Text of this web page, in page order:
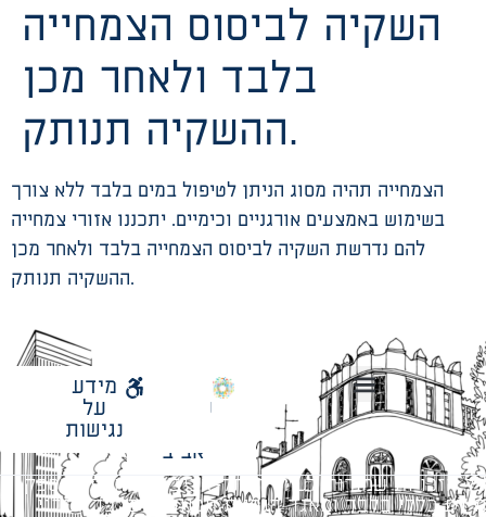
השקיה לביסוס הצמחייה
בלבד ולאחר מכן
ההשקיה תנותק.
הצמחייה תהיה מסוג הניתן לטיפול במים בלבד ללא צורך
בשימוש באמצעים אורגניים וכימיים. יתכננו אזורי צמחייה
להם נדרשת השקיה לביסוס הצמחייה בלבד ולאחר מכן
ההשקיה תנותק.
עיריית
אביב
מידע
על
נגישות
כל הזכויות שמורות לעיריית תל-אביב-יפו. האתר מספק
מידע כללי בלבד ומאגד הנחיות תכנוניות בלבד למבני